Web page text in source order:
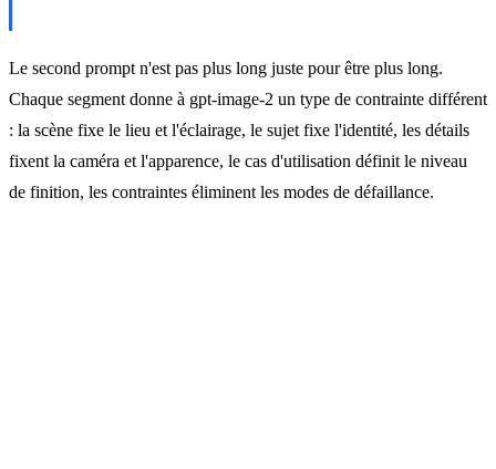
Le second prompt n'est pas plus long juste pour être plus long.
Chaque segment donne à gpt-image-2 un type de contrainte différent
: la scène fixe le lieu et l'éclairage, le sujet fixe l'identité, les détails
fixent la caméra et l'apparence, le cas d'utilisation définit le niveau
de finition, les contraintes éliminent les modes de défaillance.